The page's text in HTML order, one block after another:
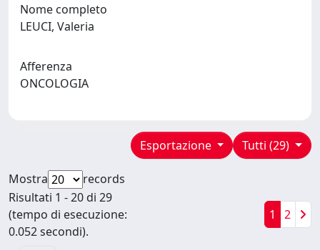
Nome completo
LEUCI, Valeria
Afferenza
ONCOLOGIA
Tutti (29)
Esportazione
Mostra
records
Risultati 1 - 20 di 29
(tempo di esecuzione:
0.052 secondi).
1 2